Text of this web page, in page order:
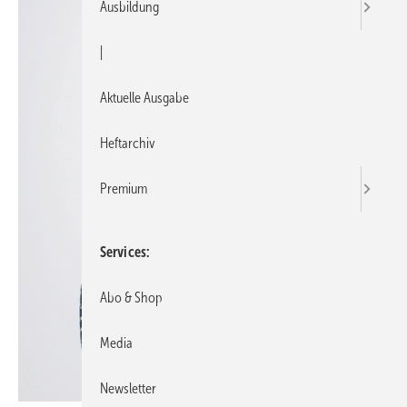
Ausbildung
Aktuelle Ausgabe
Heftarchiv
Premium
Services
Abo & Shop
Media
Newsletter